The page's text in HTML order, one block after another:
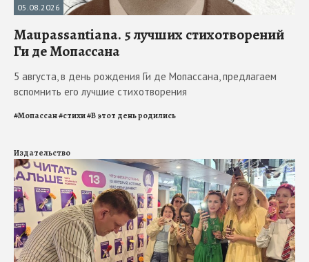
05.08.2026
Maupassantiana. 5 лучших стихотворений
Ги де Мопассана
5 августа, в день рождения Ги де Мопассана, предлагаем
вспомнить его лучшие стихотворения
#Мопассан#стихи#В этот день родились
Издательство